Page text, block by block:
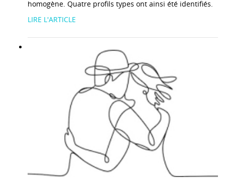
homogène. Quatre profils types ont ainsi été identifiés.
LIRE L'ARTICLE